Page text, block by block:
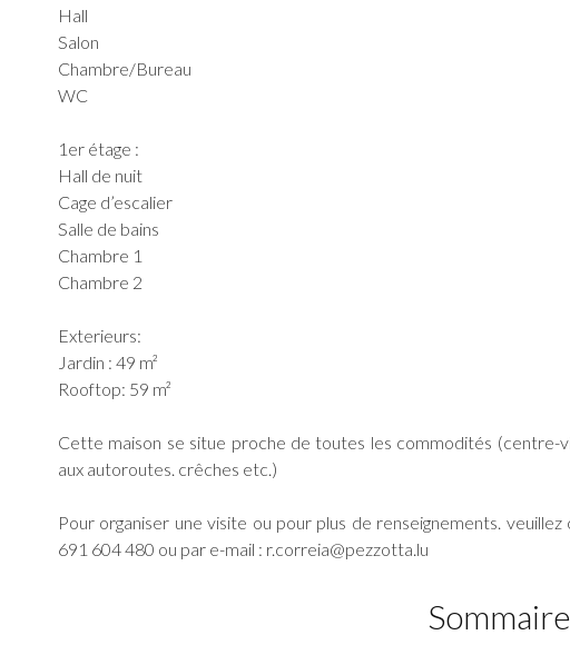
Hall
Salon
Chambre/Bureau
WC
1er étage :
Hall de nuit
Cage d’escalier
Salle de bains
Chambre 1
Chambre 2
Exterieurs:
Jardin : 49 m²
Rooftop: 59 m²
Cette maison se situe proche de toutes les commodités (centre-
aux autoroutes. crêches etc.)
Pour organiser une visite ou pour plus de renseignements.
691 604 480 ou par e-mail : r.correia@pezzotta.lu
Sommaire